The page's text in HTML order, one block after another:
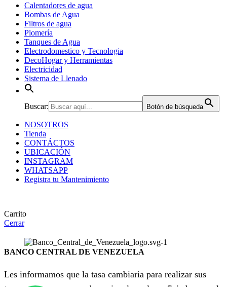
Calentadores de agua
Bombas de Agua
Filtros de agua
Plomería
Tanques de Agua
Electrodomestico y Tecnologia
DecoHogar y Herramientas
Electricidad
Sistema de Llenado
Buscar: Botón de búsqueda
NOSOTROS
Tienda
CONTÁCTOS
UBICACIÓN
INSTAGRAM
WHATSAPP
Registra tu Mantenimiento
Carrito
Cerrar
BANCO CENTRAL DE VENEZUELA
Les informamos que la tasa cambiaria para realizar sus